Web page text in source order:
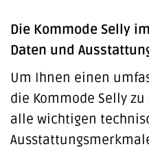
Die Kommode Selly
Daten und
Um Ihnen einen
die Kommode Selly
alle wichtigen